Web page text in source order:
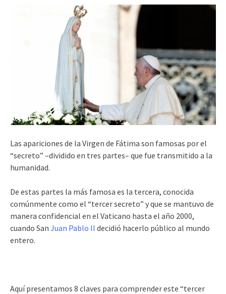
Las apariciones de la Virgen de Fátima son famosas por el
“secreto” –dividido en tres partes– que fue transmitido a la
humanidad.
De estas partes la más famosa es la tercera, conocida
comúnmente como el “tercer secreto” y que se mantuvo de
manera confidencial en el Vaticano hasta el año 2000,
cuando San Juan Pablo II decidió hacerlo público al mundo
entero.
Aquí presentamos 8 claves para comprender este “tercer